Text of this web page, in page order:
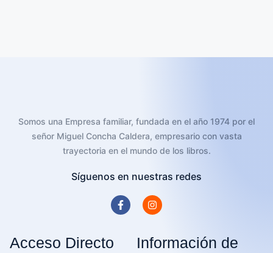
Somos una Empresa familiar, fundada en el año 1974 por el
señor Miguel Concha Caldera, empresario con vasta
trayectoria en el mundo de los libros.
Síguenos en nuestras redes
Acceso Directo
Información de